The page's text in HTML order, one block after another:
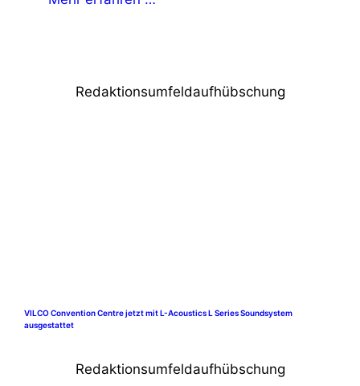
Redaktionsumfeldaufhübschung
VILCO Convention Centre jetzt mit L-Acoustics L Series Soundsystem
ausgestattet
Redaktionsumfeldaufhübschung